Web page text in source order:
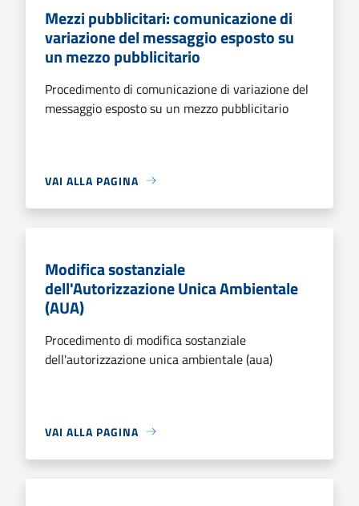
Mezzi pubblicitari: comunicazione di
variazione del messaggio esposto su
un mezzo pubblicitario
Procedimento di comunicazione di variazione del
messaggio esposto su un mezzo pubblicitario
VAI ALLA PAGINA
Modifica sostanziale
dell'Autorizzazione Unica Ambientale
(AUA)
Procedimento di modifica sostanziale
dell'autorizzazione unica ambientale (aua)
VAI ALLA PAGINA